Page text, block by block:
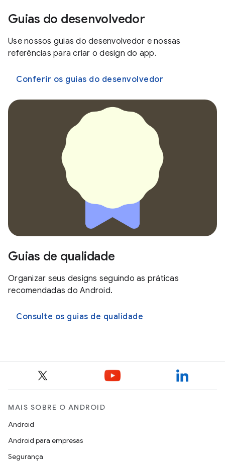
Guias do desenvolvedor
Use nossos guias do desenvolvedor e nossas
referências para criar o design do app.
Conferir os guias do desenvolvedor
Guias de qualidade
Organizar seus designs seguindo as práticas
recomendadas do Android.
Consulte os guias de qualidade
MAIS SOBRE O ANDROID
Android
Android para empresas
Segurança